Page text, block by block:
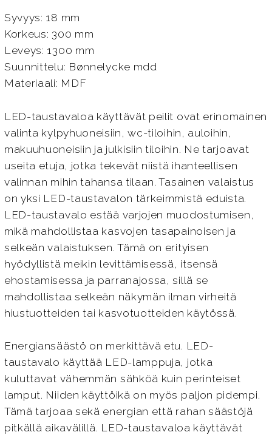
Syvyys: 18 mm
Korkeus: 300 mm
Leveys: 1300 mm
Suunnittelu: Bønnelycke mdd
Materiaali: MDF
LED-taustavaloa käyttävät peilit ovat erinomainen
valinta kylpyhuoneisiin, wc-tiloihin, auloihin,
makuuhuoneisiin ja julkisiin tiloihin. Ne tarjoavat
useita etuja, jotka tekevät niistä ihanteellisen
valinnan mihin tahansa tilaan. Tasainen valaistus
on yksi LED-taustavalon tärkeimmistä eduista.
LED-taustavalo estää varjojen muodostumisen,
mikä mahdollistaa kasvojen tasapainoisen ja
selkeän valaistuksen. Tämä on erityisen
hyödyllistä meikin levittämisessä, itsensä
ehostamisessa ja parranajossa, sillä se
mahdollistaa selkeän näkymän ilman virheitä
hiustuotteiden tai kasvotuotteiden käytössä.
Energiansäästö on merkittävä etu. LED-
taustavalo käyttää LED-lamppuja, jotka
kuluttavat vähemmän sähköä kuin perinteiset
lamput. Niiden käyttöikä on myös paljon pidempi.
Tämä tarjoaa sekä energian että rahan säästöjä
pitkällä aikavälillä. LED-taustavaloa käyttävät